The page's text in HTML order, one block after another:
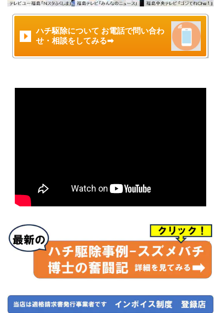
ハチ駆除について お電話で問い合わ
せ・相談をしてみる➡